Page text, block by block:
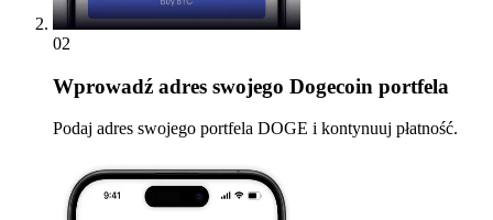
02
Wprowadź adres swojego Dogecoin portfela
Podaj adres swojego portfela DOGE i kontynuuj płatność.